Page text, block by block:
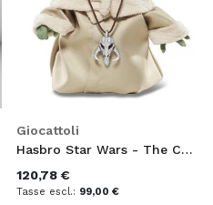
alla
lista
desideri
Giocattoli
Hasbro Star Wars - The Child Animatronic Edition, Giocattolo con Oltre 25 Combinazioni di Suoni e movimenti
120,78 €
99,00 €